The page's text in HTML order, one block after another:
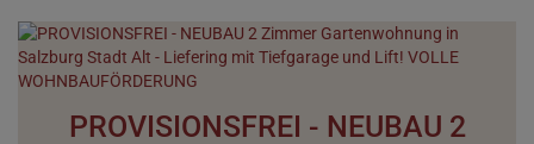
PROVISIONSFREI - NEUBAU 2